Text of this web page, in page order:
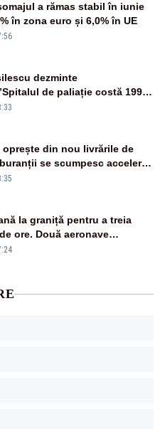
a rămas stabil în iunie
în zona euro și 6,0% în UE
dezminte
de paliație costă 199
de euro, nu 500 de milioane”
oprește din nou livrările de
se scumpesc accelerat,
nota de plată
la graniță pentru a treia
ore. Două aeronave
britanice au fost ridicate de la